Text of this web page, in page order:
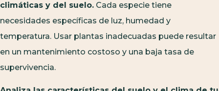
climáticas y del suelo. Cada especie tiene
necesidades específicas de luz, humedad y
temperatura. Usar plantas inadecuadas puede resultar
en un mantenimiento costoso y una baja tasa de
supervivencia.